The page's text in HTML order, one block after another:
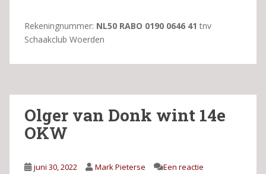
Rekeningnummer: NL50 RABO 0190 0646 41 tnv
Schaakclub Woerden
Olger van Donk wint 14e
OKW
juni 30, 2022 Mark Pieterse
Een reactie